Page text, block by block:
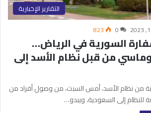
التقارير الإخبارية
0
823
السورية في الرياض…
من قبل نظام الأسد إلى
من نظام الأسد، أمس السبت، من وصول أفراد من
للنظام إلى السعودية، ويبدو…